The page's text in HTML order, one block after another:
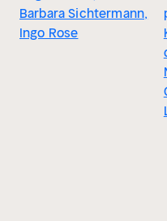
Barbara Sichtermann,
Ingo Rose